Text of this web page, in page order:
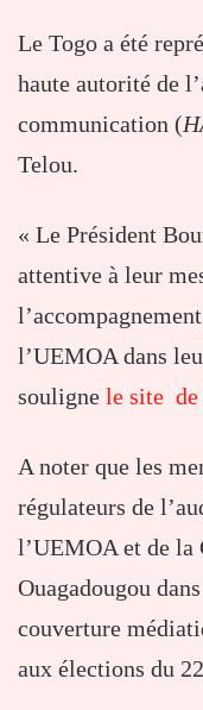
Le Togo a été
haute autorité de
communication (
Telou.
« Le Président
attentive à leur
l’UEMOA dans
souligne le site de
A noter que les
régulateurs de
l’UEMOA et de la
Ouagadougou
couverture
aux élections du